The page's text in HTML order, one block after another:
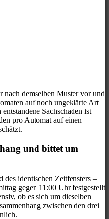
nach demselben Muster vor und
auf noch ungeklärte Art
Sachschaden ist
pro Automat auf einen
und bittet um
des identischen Zeitfensters –
gegen 11:00 Uhr festgestellt
ob es sich um dieselben
zwischen den drei